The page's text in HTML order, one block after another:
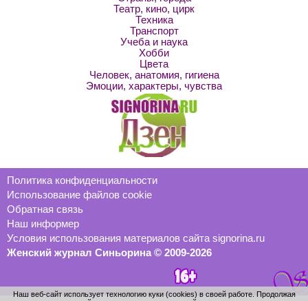
Театр, кино, цирк
Техника
Транспорт
Учеба и наука
Хобби
Цвета
Человек, анатомия, гигиена
Эмоции, характеры, чувства
Политика конфиденциальности
Использование файлов cookie
Обратная связь
Наш информер
Условия использования материалов сайта signorina.ru
Женский журнал Синьорина © 2009-2026
Наш веб-сайт использует технологию куки (cookies) в своей работе. Продолжая